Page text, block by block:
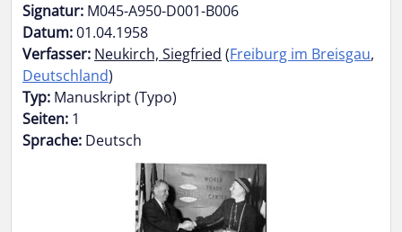
Signatur: M045-A950-D001-B006
Datum:01.04.1958
Verfasser: Neukirch, Siegfried (Freiburg im Breisgau,
Deutschland)
Typ: Manuskript (Typo)
Seiten: 1
Sprache: Deutsch